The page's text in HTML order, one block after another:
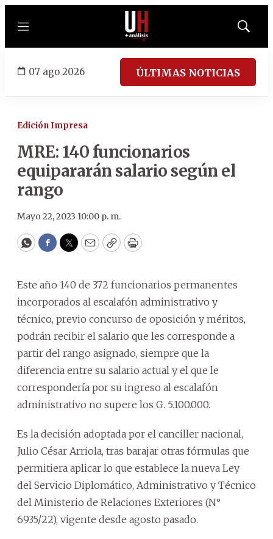
Menú
Mostrar
07 ago 2026 ÚLTIMAS NOTICIAS
Edición Impresa
MRE: 140 funcionarios
equipararán salario según el
rango
Mayo 22, 2023 10:00 p. m.
WhatsApp
Facebook
Twitter
EmailCopyPrint
Este año 140 de 372 funcionarios permanentes
incorporados al escalafón administrativo y
técnico, previo concurso de oposición y méritos,
podrán recibir el salario que les corresponde a
partir del rango asignado, siempre que la
diferencia entre su salario actual y el que le
correspondería por su ingreso al escalafón
administrativo no supere los G. 5.100.000.
Es la decisión adoptada por el canciller nacional,
Julio César Arriola, tras barajar otras fórmulas que
permitiera aplicar lo que establece la nueva Ley
del Servicio Diplomático, Administrativo y Técnico
del Ministerio de Relaciones Exteriores (N°
6935/22), vigente desde agosto pasado.